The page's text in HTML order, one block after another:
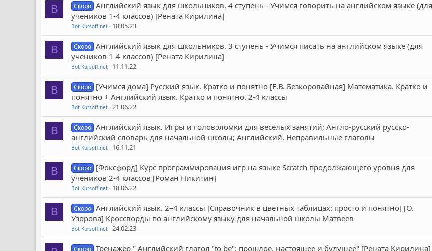
B Скоро Английский язык для школьников. 4 ступень - Учимся говорить на английском языке (для
учеников 1-4 классов) [Рената Кирилина]
Bot Kursoff.net 18.05.23
B Скоро Английский язык для школьников. 3 ступень - Учимся писать на английском языке (для
учеников 1-4 классов) [Рената Кирилина]
Bot Kursoff.net 11.11.22
B Скоро [Учимся дома] Русский язык. Кратко и понятно [Е.В. Безкоровайная] Математика. Кратко и
понятно + Английский язык. Кратко и понятно. 2-4 классы
Bot Kursoff.net 21.06.22
B Скоро Английский язык. Игры и головоломки для веселых занятий; Англо-русский русско-
английский словарь для начальной школы; Английский. Неправильные глаголы
Bot Kursoff.net 16.11.21
B Скоро [Фоксфорд] Курс программирования игр на языке Scratch продолжающего уровня для
учеников 2-4 классов [Роман Никитин]
Bot Kursoff.net 18.06.22
B Скоро Английский язык. 2–4 классы [Справочник в цветных таблицах: просто и понятно] [О.
Узорова] Кроссворды по английскому языку для начальной школы Матвеев
Bot Kursoff.net 24.02.23
Скоро Тренажёр " Английский глагол "to be": прошлое, настоящее и будущее" [Рената Кирилина]